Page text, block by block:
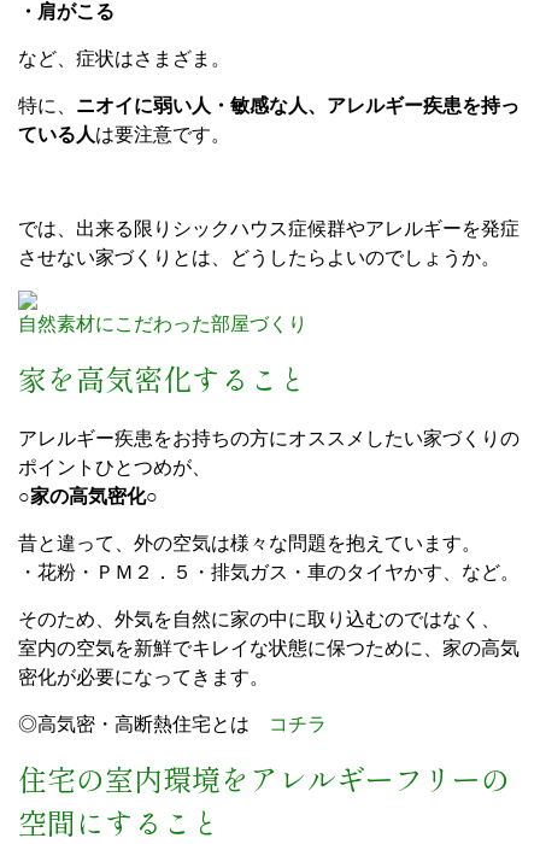
・肩がこる
など、症状はさまざま。
特に、 ニオイに弱い人・敏感な人、アレルギー疾患を持っ
ている人は要注意です。
では、出来る限りシックハウス症候群やアレルギーを発症
させない家づくりとは、どうしたらよいのでしょうか。
自然素材にこだわった部屋づくり
家を高気密化すること
アレルギー疾患をお持ちの方にオススメしたい家づくりの
ポイントひとつめが、
○家の高気密化○
昔と違って、外の空気は様々な問題を抱えています。
・花粉・ＰＭ２．５・排気ガス・車のタイヤかす、など。
そのため、外気を自然に家の中に取り込むのではなく、
室内の空気を新鮮でキレイな状態に保つために、家の高気
密化が必要になってきます。
◎高気密・高断熱住宅とは コチラ
住宅の室内環境をアレルギーフリーの
空間にすること